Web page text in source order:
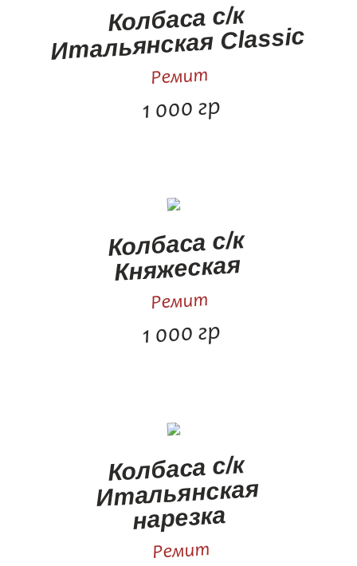
Колбаса с/к
Итальянская Classic
Ремит
1 000 гр
Колбаса с/к
Княжеская
Ремит
1 000 гр
Колбаса с/к
Итальянская
нарезка
Ремит